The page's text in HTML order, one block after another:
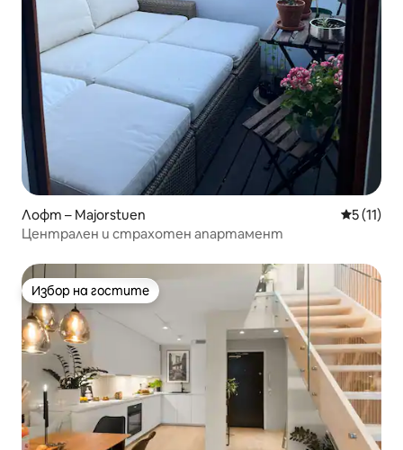
Лофт – Majorstuen Средна
5 (11)
Централен и страхотен апартамент
Избор на гостите
Избор на гостите